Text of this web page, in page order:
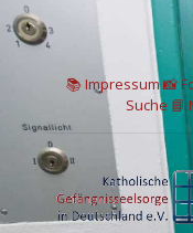
📚 Impressum📸
Suche 📘